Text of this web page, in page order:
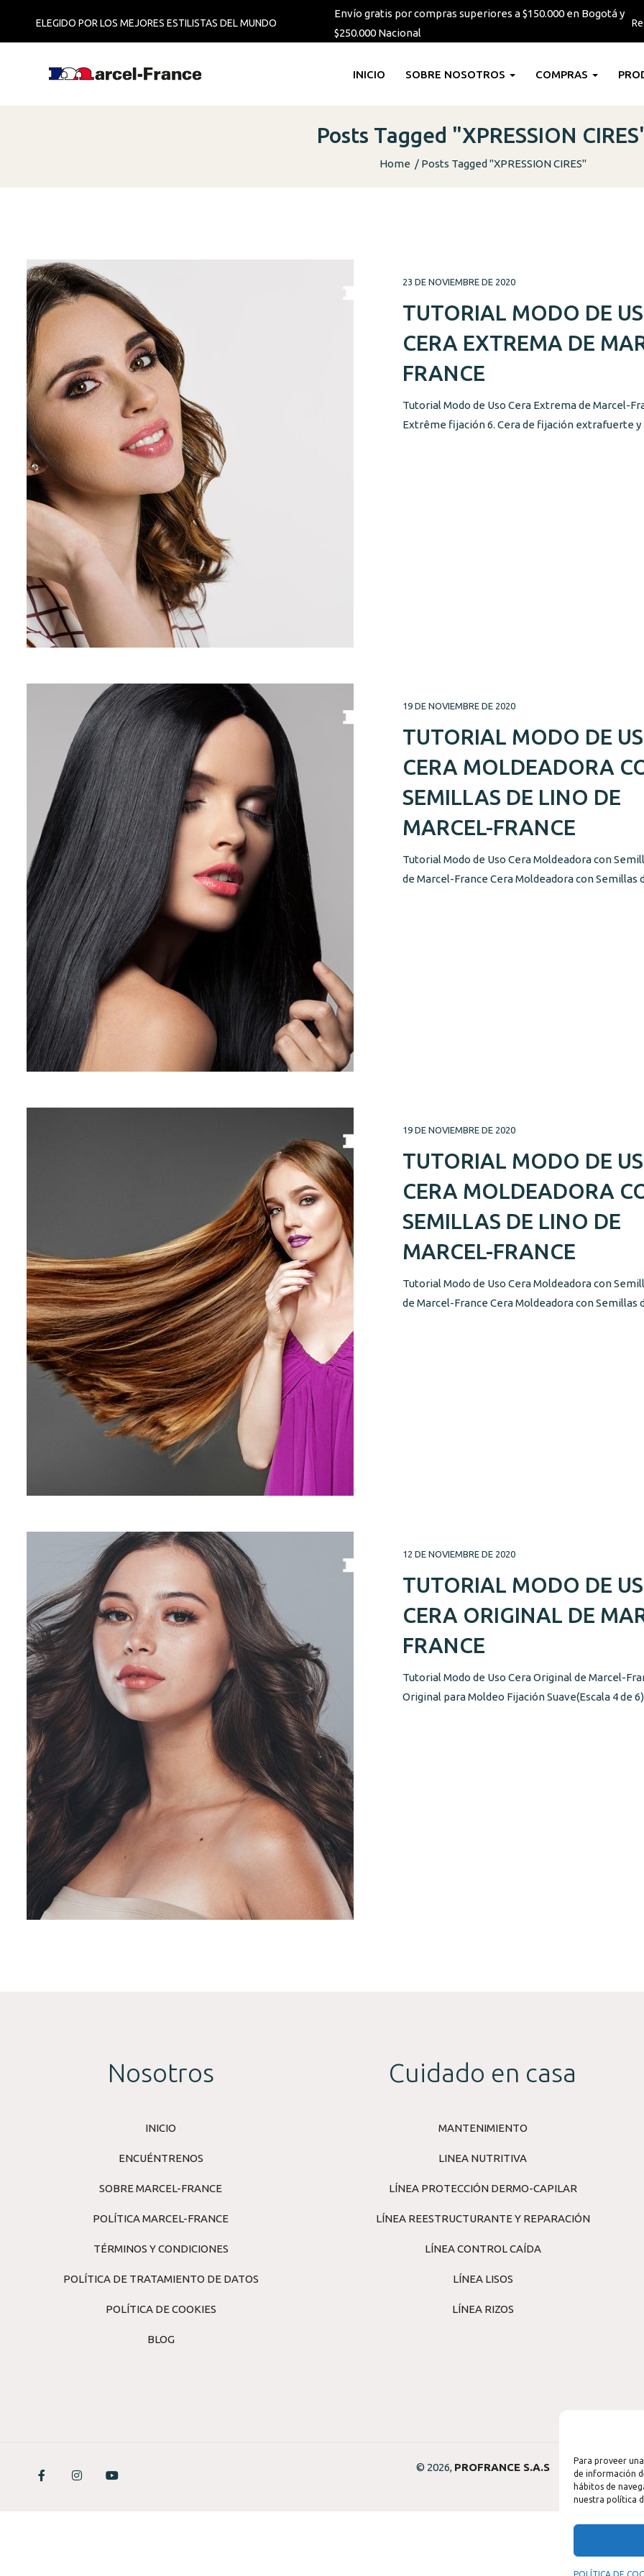
Para proveer
de información
hábitos de
nuestra política
ELEGIDO POR LOS MEJORES ESTILISTAS DEL MUNDO
Envío gratis por compras superiores a $150.000 en Bogotá y
$250.000 Nacional
INICIO SOBRE NOSOTROS COMPRAS
Posts Tagged "XPRESSION
Home Posts Tagged "XPRESSION CIRES"
23 DE NOVIEMBRE DE 2020
TUTORIAL MODO DE
CERA EXTREMA DE
FRANCE
Tutorial Modo de Uso Cera Extrema de Marcel-
Extrême fijación 6. Cera de fijación extrafuerte y
19 DE NOVIEMBRE DE 2020
TUTORIAL MODO DE
CERA MOLDEADORA
SEMILLAS DE LINO DE
MARCEL-FRANCE
Tutorial Modo de Uso Cera Moldeadora con
de Marcel-France Cera Moldeadora con Semillas
19 DE NOVIEMBRE DE 2020
TUTORIAL MODO DE
CERA MOLDEADORA
SEMILLAS DE LINO DE
MARCEL-FRANCE
Tutorial Modo de Uso Cera Moldeadora con
de Marcel-France Cera Moldeadora con Semillas
12 DE NOVIEMBRE DE 2020
TUTORIAL MODO DE
CERA ORIGINAL DE
FRANCE
Tutorial Modo de Uso Cera Original de Marcel-
Original para Moldeo Fijación Suave(Escala 4 de 6)
Nosotros
INICIO
ENCUÉNTRENOS
SOBRE MARCEL-FRANCE
POLÍTICA MARCEL-FRANCE
TÉRMINOS Y CONDICIONES
POLÍTICA DE TRATAMIENTO DE DATOS
POLÍTICA DE COOKIES
BLOG
Cuidado en casa
MANTENIMIENTO
LINEA NUTRITIVA
LÍNEA PROTECCIÓN DERMO-CAPILAR
LÍNEA REESTRUCTURANTE Y REPARACIÓN
LÍNEA CONTROL CAÍDA
LÍNEA LISOS
LÍNEA RIZOS
© 2026, PROFRANCE S.A.S